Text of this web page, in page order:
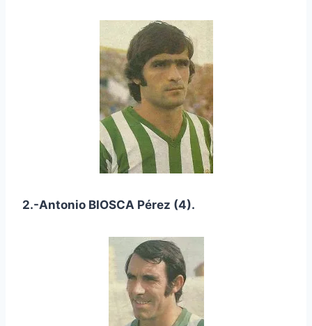
2.-Antonio BIOSCA Pérez (4).